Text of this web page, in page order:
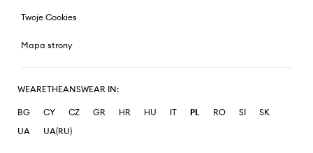
Twoje Cookies
Mapa strony
WEARETHEANSWEAR IN:
BG CY CZ GR HR HU IT PL RO SI
SK
UA
UA(RU)